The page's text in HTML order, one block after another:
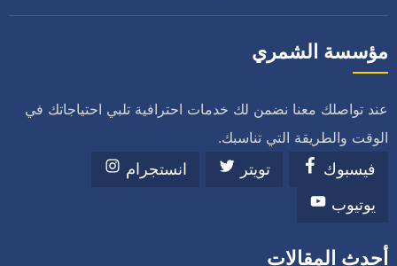
مؤسسة الشمري
عند تواصلك معنا نضمن لك خدمات احترافية تلبي احتياجاتك في
الوقت والطريقة التي تناسبك.
فيسبوك تويتر
انستجرام
يوتيوب
أحدث المقالات